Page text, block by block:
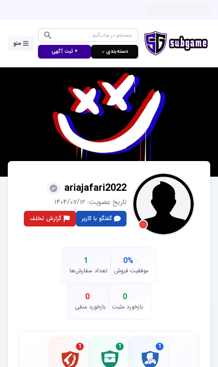
دسته‌بندی ⌵ + ثبت آگهی
منو
ariajafari2022
تاریخ عضویت:۱۴۰۴/۰۷/۱۲
گفتگو با کاربر گزارش تخلف
0%
موفقیت فروش
1
تعداد سفارش‌ها
0
بازخورد مثبت
0
بازخورد منفی
1
1
1